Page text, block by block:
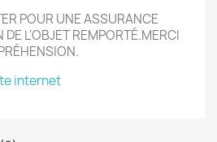
POUR UNE ASSURANCE
DE L'OBJET REMPORTÉ.MERCI
internet